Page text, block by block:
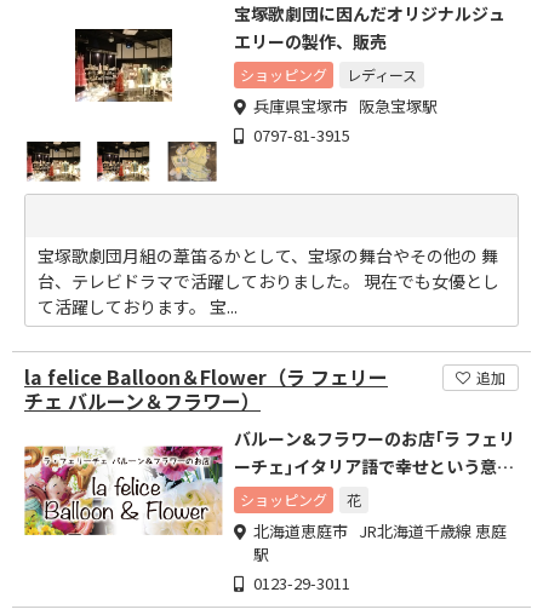
宝塚歌劇団に因んだオリジナルジュ
エリーの製作、販売
ショッピング レディース
兵庫県宝塚市 阪急宝塚駅
0797-81-3915
宝塚歌劇団月組の葦笛るかとして、宝塚の舞台やその他の 舞
台、テレビドラマで活躍しておりました。 現在でも女優とし
て活躍しております。 宝...
la felice Balloon＆Flower（ラ フェリー
チェ バルーン＆フラワー）
追加
バルーン&フラワーのお店｢ラ フェリ
ーチェ｣イタリア語で幸せという意味
のお店です。
ショッピング 花
北海道恵庭市 JR北海道千歳線 恵庭
駅
0123-29-3011